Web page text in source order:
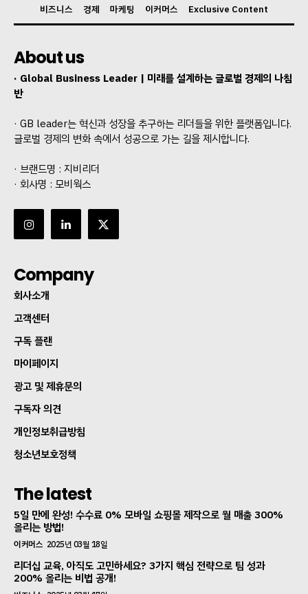
비즈니스 경제 마케팅 이커머스 Exclusive Content
About us
· Global Business Leader | 미래를 설계하는 글로벌 경제의 나침
반
· GB leader는 혁신과 성장을 추구하는 리더들을 위한 플랫폼입니다.
글로벌 경제의 변화 속에서 성공으로 가는 길을 제시합니다.
· 브랜드명 : 지비리더
· 회사명 : 모비웍스
Company
회사소개
고객센터
구독 플랜
마이페이지
광고 및 제휴문의
구독자 의견
개인정보취급방침
청소년보호정책
The latest
5일 만에 완성! 수수료 0% 모바일 쇼핑몰 제작으로 월 매출 300%
올리는 방법!
이커머스 2025년 03월 18일
리더십 교육, 아직도 고민하세요? 3가지 핵심 전략으로 팀 성과
200% 올리는 비법 공개!